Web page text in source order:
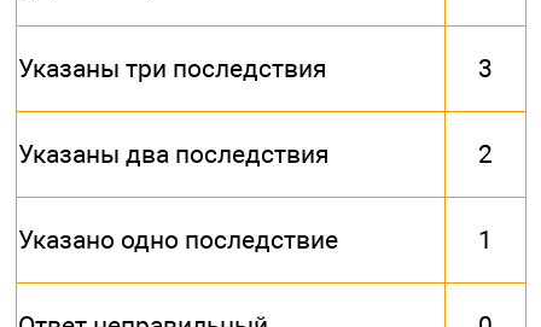
Указаны три последствия 3
Указаны два последствия 2
Указано одно последствие 1